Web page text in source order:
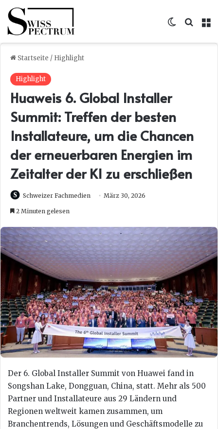
Skin
Startseite / Highlight
Highlight
Huaweis 6. Global Installer
Summit: Treffen der besten
Installateure, um die Chancen
der erneuerbaren Energien im
Zeitalter der KI zu erschließen
Schweizer Fachmedien März 30, 2026
2 Minuten gelesen
Der 6. Global Installer Summit von Huawei fand in
Songshan Lake, Dongguan, China, statt. Mehr als 500
Partner und Installateure aus 29 Ländern und
Regionen weltweit kamen zusammen, um
Branchentrends, Lösungen und Geschäftsmodelle zu